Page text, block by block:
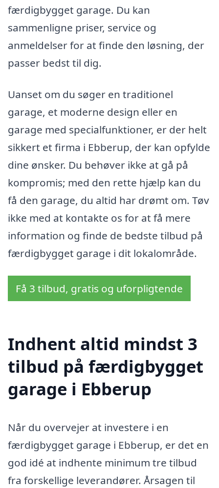
færdigbygget garage. Du kan
sammenligne priser, service og
anmeldelser for at finde den løsning, der
passer bedst til dig.
Uanset om du søger en traditionel
garage, et moderne design eller en
garage med specialfunktioner, er der helt
sikkert et firma i Ebberup, der kan opfylde
dine ønsker. Du behøver ikke at gå på
kompromis; med den rette hjælp kan du
få den garage, du altid har drømt om. Tøv
ikke med at kontakte os for at få mere
information og finde de bedste tilbud på
færdigbygget garage i dit lokalområde.
Få 3 tilbud, gratis og uforpligtende
Indhent altid mindst 3
tilbud på færdigbygget
garage i Ebberup
Når du overvejer at investere i en
færdigbygget garage i Ebberup, er det en
god idé at indhente minimum tre tilbud
fra forskellige leverandører. Årsagen til